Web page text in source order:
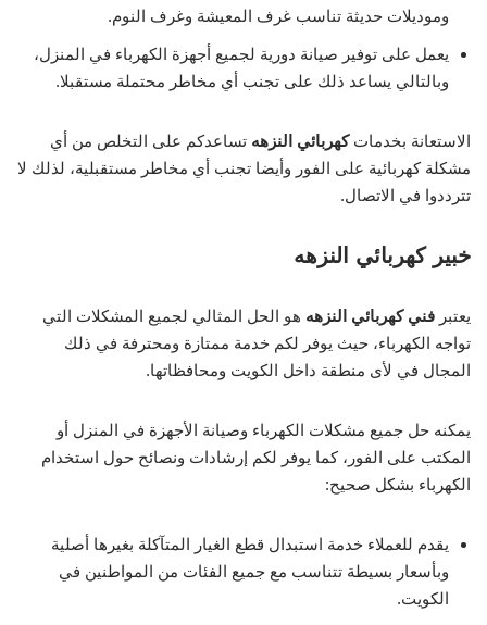
وموديلات حديثة تناسب غرف المعيشة وغرف النوم.
يعمل على توفير صيانة دورية لجميع أجهزة الكهرباء في المنزل،
وبالتالي يساعد ذلك على تجنب أي مخاطر محتملة مستقبلا.
الاستعانة بخدماتكهربائي النزهه تساعدكم على التخلص من أي
مشكلة كهربائية على الفور وأيضا تجنب أي مخاطر مستقبلية، لذلك لا
تترددوا في الاتصال.
خبير كهربائي النزهه
يعتبر فني كهربائي النزهه هو الحل المثالي لجميع المشكلات التي
تواجه الكهرباء، حيث يوفر لكم خدمة ممتازة ومحترفة في ذلك
المجال في لأى منطقة داخل الكويت ومحافظاتها.
يمكنه حل جميع مشكلات الكهرباء وصيانة الأجهزة في المنزل أو
المكتب على الفور، كما يوفر لكم إرشادات ونصائح حول استخدام
الكهرباء بشكل صحيح:
يقدم للعملاء خدمة استبدال قطع الغيار المتآكلة بغيرها أصلية
وبأسعار بسيطة تتناسب مع جميع الفئات من المواطنين في
الكويت.